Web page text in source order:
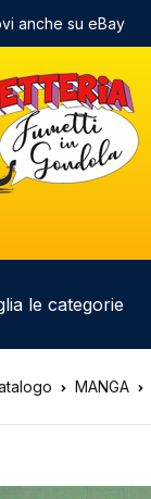
anche su eBay
le categorie
MANGA